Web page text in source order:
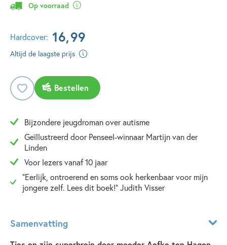
Op voorraad
Hardcover: 16,99
Altijd de laagste prijs
Bestellen
Bijzondere jeugdroman over autisme
Geïllustreerd door Penseel-winnaar Martijn van der
Linden
Voor lezers vanaf 10 jaar
"Eerlijk, ontroerend en soms ook herkenbaar voor mijn
jongere zelf. Lees dit boek!" Judith Visser
Samenvatting